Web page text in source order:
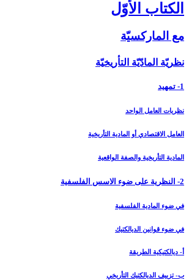
الكتاب الأوّل‏
مع الماركسيّة
نظريّة المادّيّة التأريخيّة
1- تمهيد
نظريات العامل الواحد
العامل الاقتصادي أو المادية التأريخية
المادية التأريخية والصفة الواقعية
2- النظرية على ضوء الاسس الفلسفية
في ضوء المادية الفلسفية
في ضوء قوانين الديالكتيك
أ- ديالكتيكية الطريقة
ب- تزييف الديالكتيك التأريخي